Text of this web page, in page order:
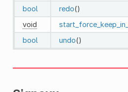
bool
redo()
void
bool
undo()